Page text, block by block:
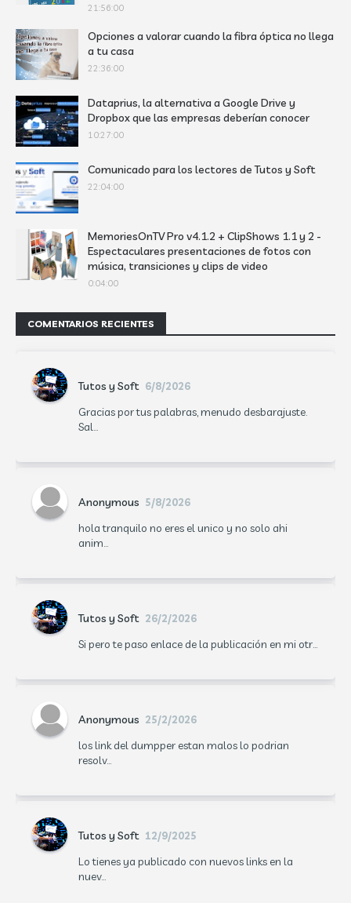
21:56:00
Opciones a valorar cuando la fibra óptica no llega
a tu casa
22:36:00
Dataprius, la alternativa a Google Drive y
Dropbox que las empresas deberían conocer
10:27:00
Comunicado para los lectores de Tutos y Soft
22:04:00
MemoriesOnTV Pro v4.1.2 + ClipShows 1.1 y 2 -
Espectaculares presentaciones de fotos con
música, transiciones y clips de video
0:04:00
COMENTARIOS RECIENTES
Tutos y Soft 6/8/2026
Gracias por tus palabras, menudo desbarajuste.
Sal...
Anonymous 5/8/2026
hola tranquilo no eres el unico y no solo ahi
anim...
Tutos y Soft 26/2/2026
Si pero te paso enlace de la publicación en mi otr...
Anonymous 25/2/2026
los link del dumpper estan malos lo podrian
resolv...
Tutos y Soft 12/9/2025
Lo tienes ya publicado con nuevos links en la
nuev...